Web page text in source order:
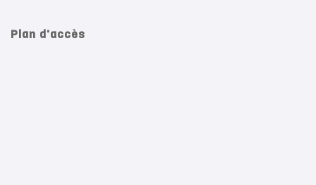
Plan d'accès